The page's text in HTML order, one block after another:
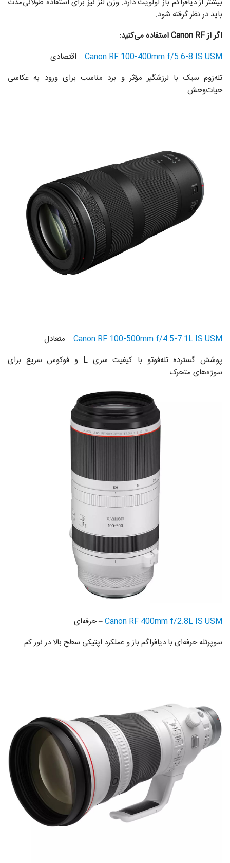
باید در نظر گرفته شود.
اگر از Canon RF استفاده می‌کنید:
Canon RF 100-400mm f/5.6-8 IS USM– اقتصادی
تله‌زوم سبک با لرزشگیر مؤثر و برد مناسب برای ورود به عکاسی
حیات‌وحش
Canon RF 100-500mm f/4.5-7.1L IS USM– متعادل
پوشش گسترده تله‌فوتو با کیفیت سری L و فوکوس سریع برای
سوژه‌های متحرک
Canon RF 400mm f/2.8L IS USM– حرفه‌ای
سوپرتله حرفه‌ای با دیافراگم باز و عملکرد اپتیکی سطح بالا در نور کم